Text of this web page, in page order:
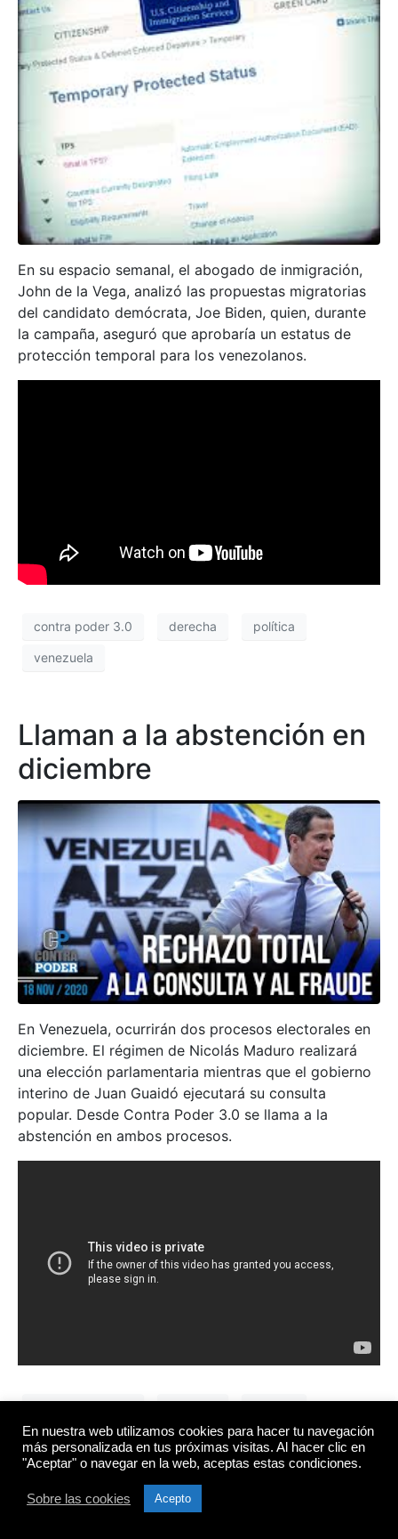
En su espacio semanal, el abogado de inmigración,
John de la Vega, analizó las propuestas migratorias
del candidato demócrata, Joe Biden, quien, durante
la campaña, aseguró que aprobaría un estatus de
protección temporal para los venezolanos.
contra poder 3.0 derecha política
venezuela
Llaman a la abstención en
diciembre
En Venezuela, ocurrirán dos procesos electorales en
diciembre. El régimen de Nicolás Maduro realizará
una elección parlamentaria mientras que el gobierno
interino de Juan Guaidó ejecutará su consulta
popular. Desde Contra Poder 3.0 se llama a la
abstención en ambos procesos.
venezuela
¿CÓMO EVITAR LA
En nuestra web utilizamos cookies para hacer tu navegación
más personalizada en tus próximas visitas. Al hacer clic en
"Aceptar" o navegar en la web, aceptas estas condiciones.
Sobre las cookies Acepto